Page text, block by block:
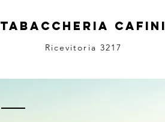
TABACCHERIA CAFINI
Ricevitoria 3217